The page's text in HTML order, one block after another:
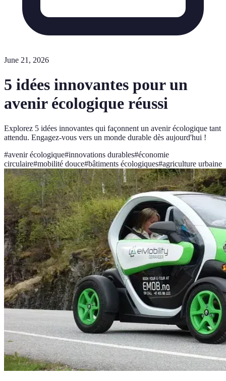
June 21, 2026
5 idées innovantes pour un
avenir écologique réussi
Explorez 5 idées innovantes qui façonnent un avenir écologique tant
attendu. Engagez-vous vers un monde durable dès aujourd'hui !
#avenir écologique#innovations durables#économie
circulaire#mobilité douce#bâtiments écologiques#agriculture urbaine